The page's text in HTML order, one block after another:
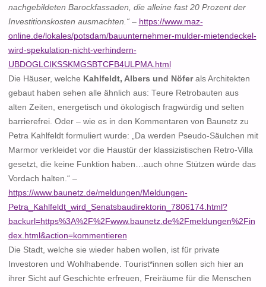
nachgebildeten Barockfassaden, die alleine fast 20 Prozent der
Investitionskosten ausmachten.“ – https://www.maz-
online.de/lokales/potsdam/bauunternehmer-mulder-mietendeckel-
wird-spekulation-nicht-verhindern-
UBDOGLCIKSSKMGSBTCFB4ULPMA.html
Die Häuser, welche Kahlfeldt, Albers und Nöferals Architekten
gebaut haben sehen alle ähnlich aus: Teure Retrobauten aus
alten Zeiten, energetisch und ökologisch fragwürdig und selten
barrierefrei. Oder – wie es in den Kommentaren von Baunetz zu
Petra Kahlfeldt formuliert wurde: „Da werden Pseudo-Säulchen mit
Marmor verkleidet vor die Haustür der klassizistischen Retro-Villa
gesetzt, die keine Funktion haben…auch ohne Stützen würde das
Vordach halten.“ –
https://www.baunetz.de/meldungen/Meldungen-
Petra_Kahlfeldt_wird_Senatsbaudirektorin_7806174.html?
backurl=https%3A%2F%2Fwww.baunetz.de%2Fmeldungen%2Fin
dex.html&action=kommentieren
Die Stadt, welche sie wieder haben wollen, ist für private
Investoren und Wohlhabende. Tourist*innen sollen sich hier an
ihrer Sicht auf Geschichte erfreuen, Freiräume für die Menschen